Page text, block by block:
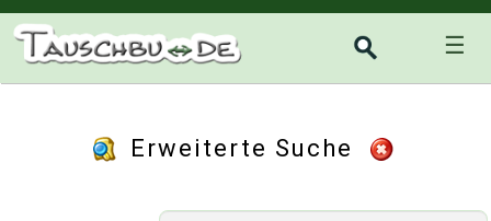
☰
Erweiterte Suche